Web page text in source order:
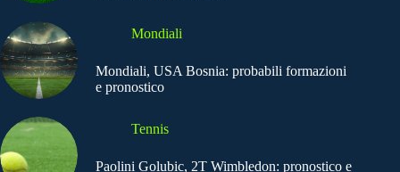
Mondiali
Mondiali, USA Bosnia: probabili formazioni
e pronostico
Tennis
Paolini Golubic, 2T Wimbledon: pronostico e